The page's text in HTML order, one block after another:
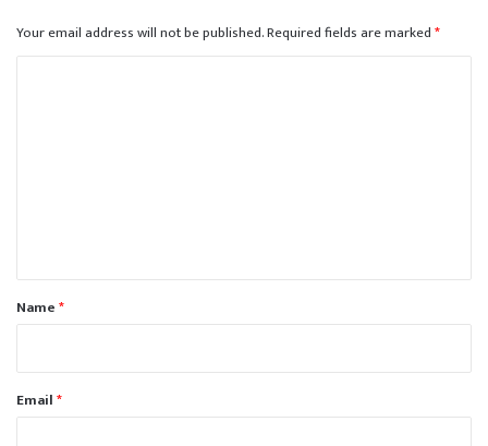
Your email address will not be published.Required fields are marked*
*Name*
Email*